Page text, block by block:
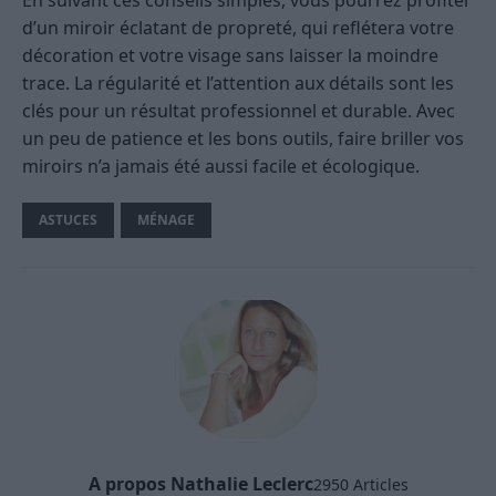
d’un miroir éclatant de propreté, qui reflétera votre
décoration et votre visage sans laisser la moindre
trace. La régularité et l’attention aux détails sont les
clés pour un résultat professionnel et durable. Avec
un peu de patience et les bons outils, faire briller vos
miroirs n’a jamais été aussi facile et écologique.
ASTUCES MÉNAGE
A propos Nathalie Leclerc2950 Articles